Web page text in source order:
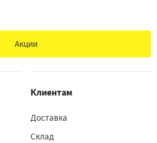
Акции
Клиентам
Доставка
Склад